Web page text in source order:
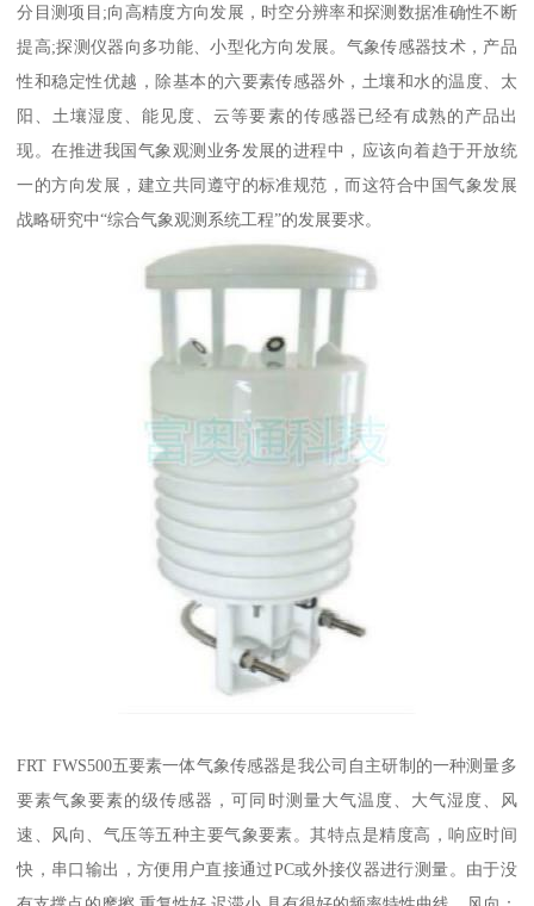
分目测项目;向高精度方向发展，时空分辨率和探测数据准确性不断
提高;探测仪器向多功能、小型化方向发展。气象传感器技术，产品
性和稳定性优越，除基本的六要素传感器外，土壤和水的温度、太
阳、土壤湿度、能见度、云等要素的传感器已经有成熟的产品出
现。在推进我国气象观测业务发展的进程中，应该向着趋于开放统
一的方向发展，建立共同遵守的标准规范，而这符合中国气象发展
战略研究中“综合气象观测系统工程”的发展要求。
FRT FWS500五要素一体气象传感器是我公司自主研制的一种测量多
要素气象要素的级传感器，可同时测量大气温度、大气湿度、风
速、风向、气压等五种主要气象要素。其特点是精度高，响应时间
快，串口输出，方便用户直接通过PC或外接仪器进行测量。由于没